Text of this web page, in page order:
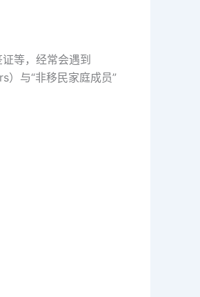
等，经常会遇到
与“非移民家庭成员”